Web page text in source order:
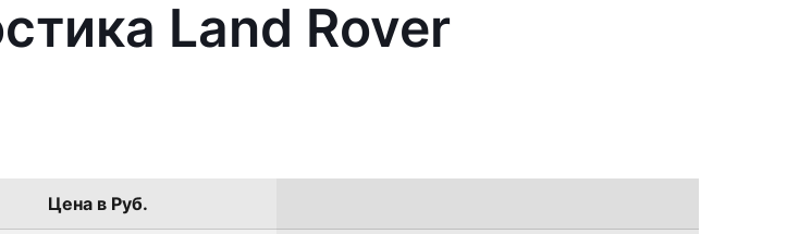
Land Rover
Цена в Руб.